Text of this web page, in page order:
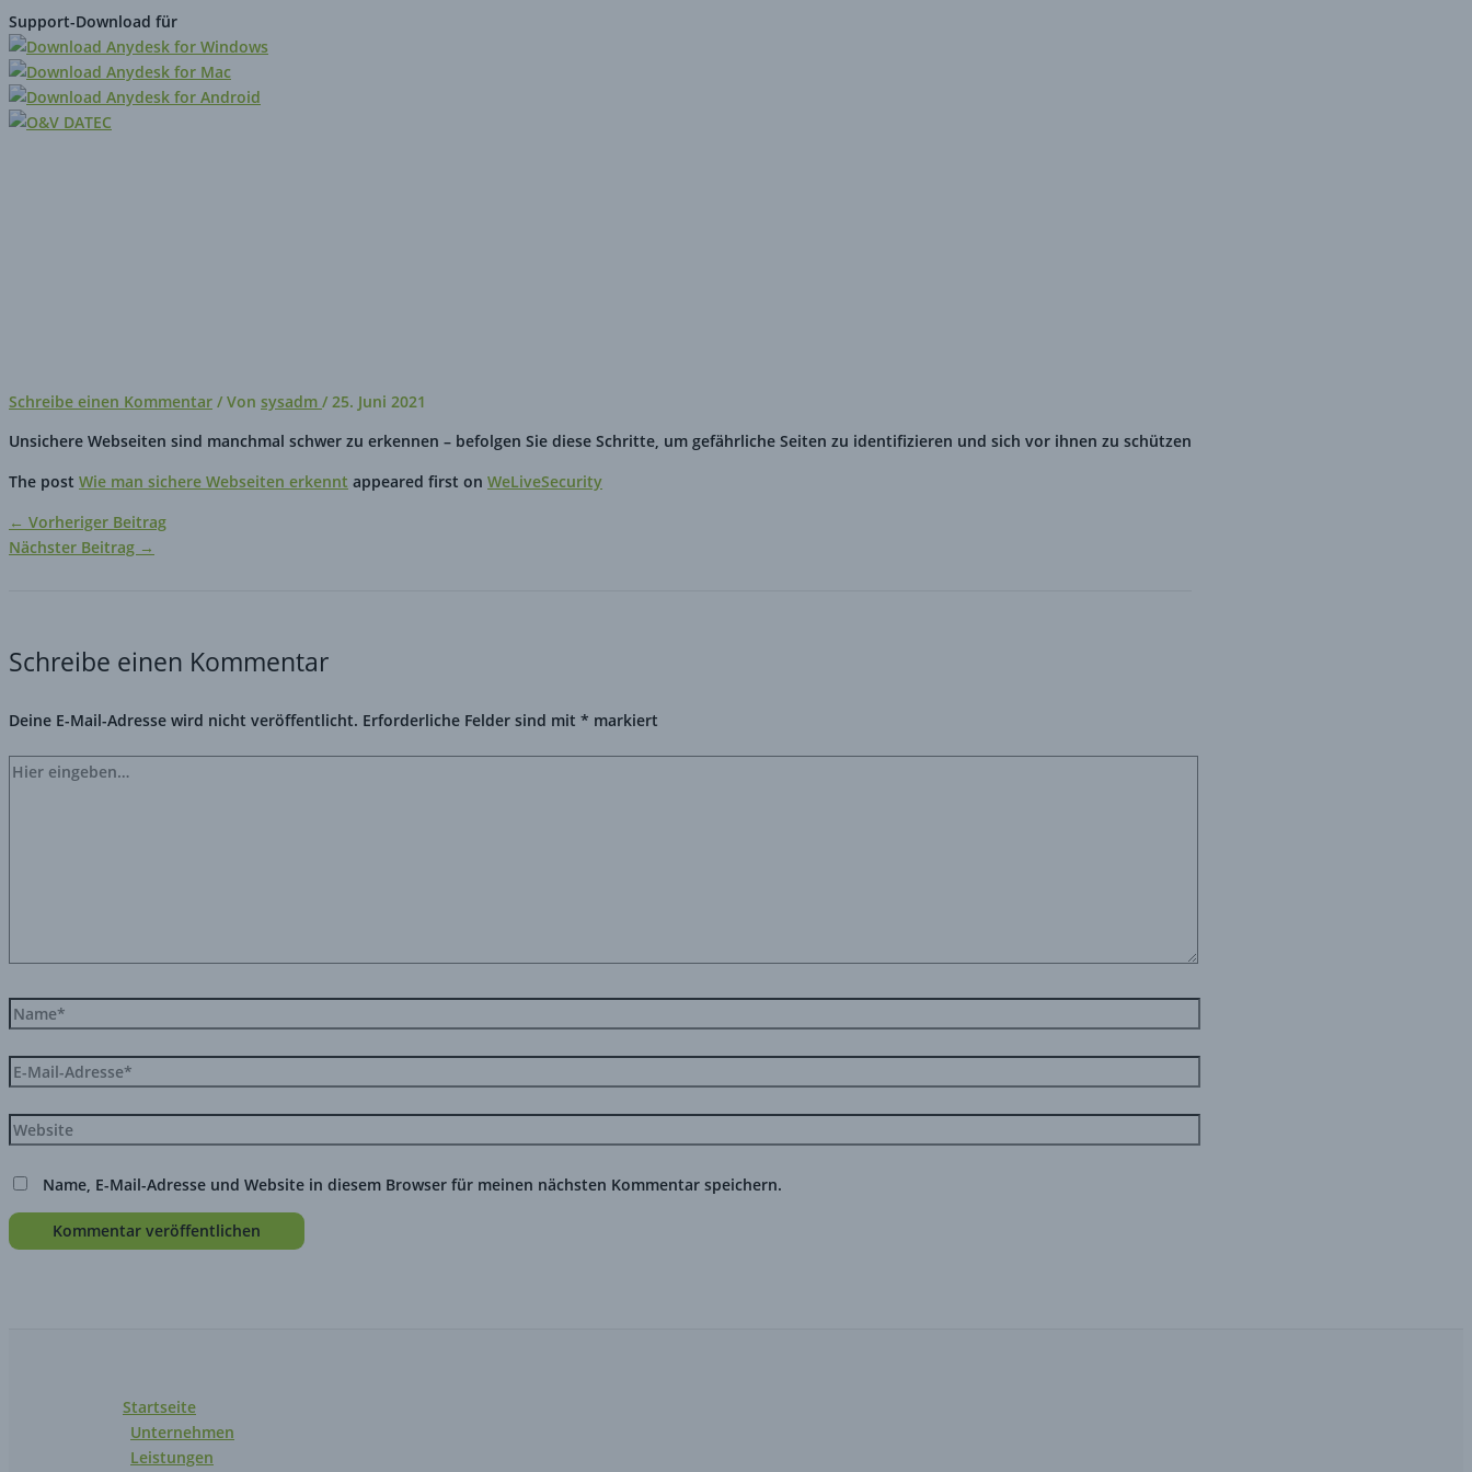
Zum
Inhalt
springen
Support-Download für
Schreibe einen Kommentar / Von sysadm / 25. Juni 2021
Unsichere Webseiten sind manchmal schwer zu erkennen – befolgen Sie diese Schritte, um gefährliche Seiten zu identifizieren und sich vor ihnen zu schützen
The post Wie man sichere Webseiten erkennt appeared first on WeLiveSecurity
← Vorheriger Beitrag
Nächster Beitrag →
Schreibe einen Kommentar
Deine E-Mail-Adresse wird nicht veröffentlicht. Erforderliche Felder sind mit * markiert
Hier
eingeben…
Name*
E-
Mail-
Adresse*
Website
Name, E-Mail-Adresse und Website in diesem Browser für meinen nächsten Kommentar speichern.
Startseite
Unternehmen
Leistungen